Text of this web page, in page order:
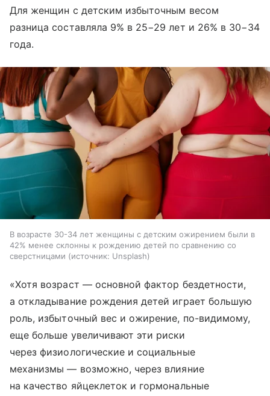
Для женщин с детским избыточным весом
разница составляла 9% в 25−29 лет и 26% в 30−34
года.
В возрасте 30-34 лет женщины с детским ожирением были в
42% менее склонны к рождению детей по сравнению со
сверстницами
источник: Unsplash
«Хотя возраст — основной фактор бездетности,
а откладывание рождения детей играет большую
роль, избыточный вес и ожирение, по-видимому,
еще больше увеличивают эти риски
через физиологические и социальные
механизмы — возможно, через влияние
на качество яйцеклеток и гормональные